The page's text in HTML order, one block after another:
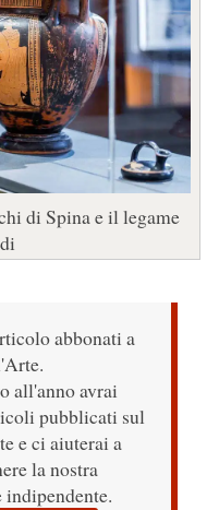
di Spina e il legame
abbonati a
all'anno avrai
pubblicati sul
e ci aiuterai a
la nostra